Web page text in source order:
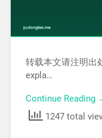
转载本文请注明出
expla…
Continue Reading
1247 total